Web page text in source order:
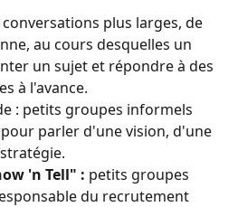
conversations plus larges, de
au cours desquelles un
un sujet et répondre à des
à l'avance.
: petits groupes informels
parler d'une vision, d'une
'n Tell" : petits groupes
du recrutement